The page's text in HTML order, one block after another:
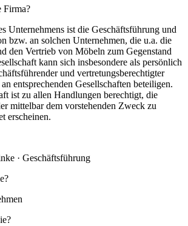
Firma?
Unternehmens ist die Geschäftsführung und
bzw. an solchen Unternehmen, die u.a. die
den Vertrieb von Möbeln zum Gegenstand
kann sich insbesondere als persönlich
und vertretungsberechtigter
entsprechenden Gesellschaften beteiligen.
ist zu allen Handlungen berechtigt, die
mittelbar dem vorstehenden Zweck zu
erscheinen.
· Geschäftsführung